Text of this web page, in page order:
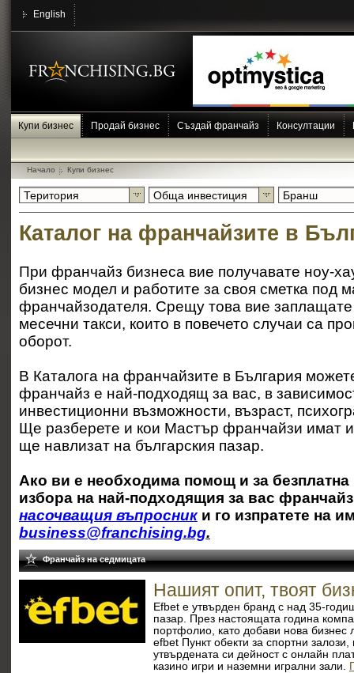
English
Купи бизнес Продай бизнес Създай франчайз Консултации
Начало Купи бизнес
Територия Обща инвестиция Бранш
Каталог на франчайзите в
При франчайз бизнеса вие получавате ноу-
бизнес модел и работите за своя сметка под
франчайзодателя. Срещу това вие
месечни такси, които в повечето случаи са
оборот.
В Каталога на франчайзите в България
франчайз е най-подходящ за вас, в
инвестиционни възможности, възраст,
Ще разберете и кои Мастър франчайзи имат
ще навлизат на българския пазар.
Ако ви е необходима помощ и за безплатна
избора на най-подходящия за вас
насочващия въпросники го изпратете на
business@franchising.bg.
Франчайз на седмицата
Нашият опит, твоят
Efbet е утвърден бранд с над 35-
пазар. През настоящата година
портфолио, като добави нова
efbet Пункт обекти за спортни
утвърдената си дейност с онлайн
казино игри и наземни игрални зали.